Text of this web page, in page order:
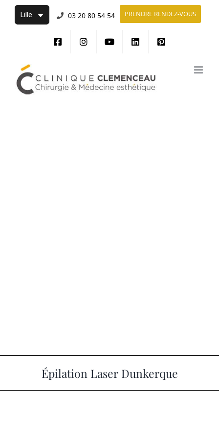
Passer
03 20 80 54 54 PRENDRE RENDEZ-VOUS
Épilation Laser Dunkerque